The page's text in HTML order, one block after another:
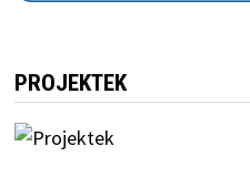
PROJEKTEK